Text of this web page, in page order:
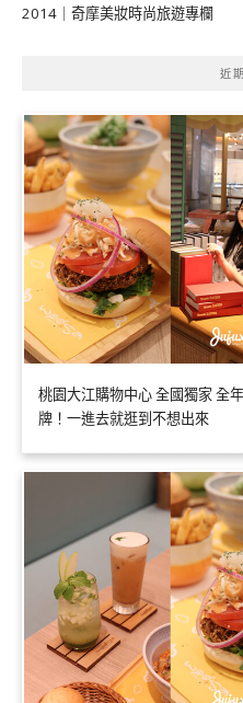
2014｜奇摩美妝時尚旅遊專欄
近
桃園大江購物中心 全國獨家 全
牌！一進去就逛到不想出來